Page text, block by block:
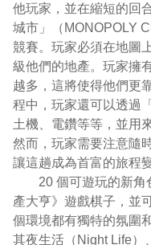
他玩家，並在縮短的回
城市」（MONOPOLY
競賽。玩家必須在地圖
級他們的地產。玩家擁
越多，這將使得他們更
程中，玩家還可以透過
土機、電鑽等等，並用
然而，玩家需要注意隨
讓這趟成為首富的旅程
20 個可遊玩的新角
產大亨》遊戲棋子，並
個環境都有獨特的氛圍
其夜生活（Night Life）